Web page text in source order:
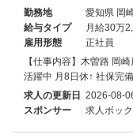
勤務地
愛知県 岡
給与タイプ
月給30万
雇用形態
正社員
【仕事内容】木曽路 岡
活躍中 月8日休↑ 社保完
求人の更新日 2026-08-
スポンサー
求人ボッ